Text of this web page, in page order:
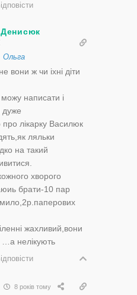
Ольга
вони ж чи іхні діти
написати і
дуже
про лікарку Василюк
ляльки
на такий
хворого
брати-10 пар
мило,2р.паперових
жахливий,вони
нелікують
8 років тому